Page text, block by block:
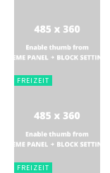
FREIZEIT
FREIZEIT